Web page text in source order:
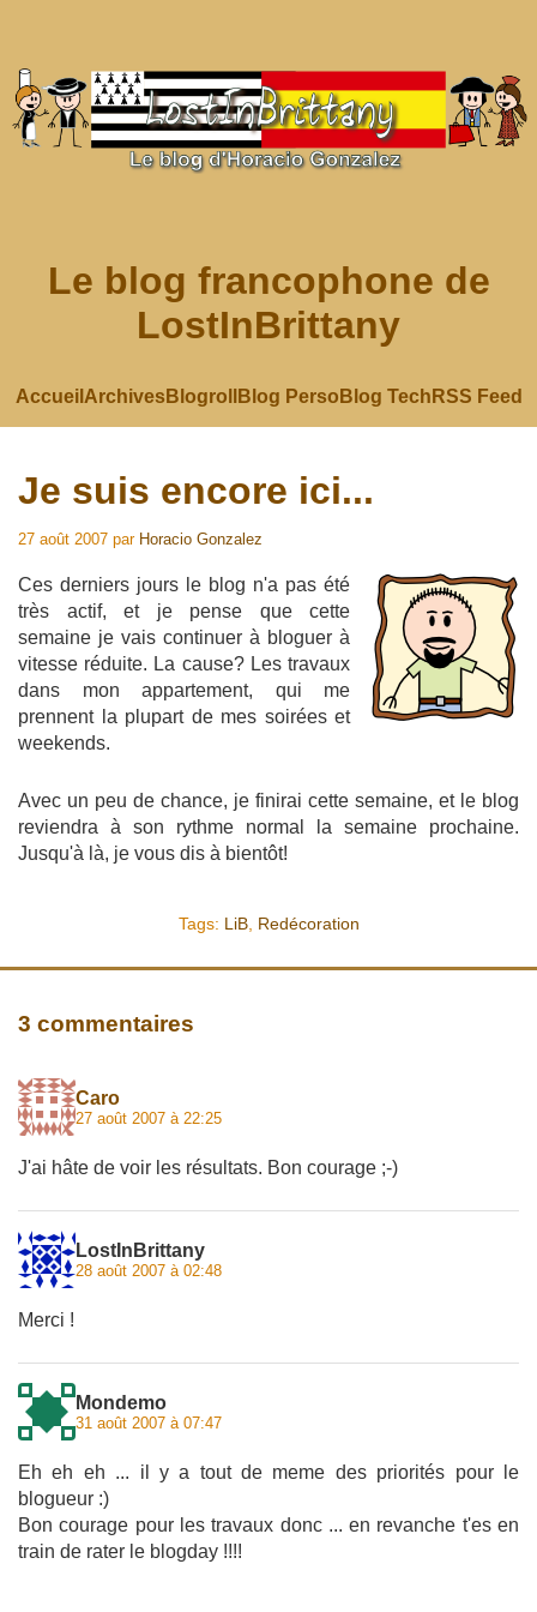
Le blog francophone de
LostInBrittany
Accueil ArchivesBlogroll Blog Perso Blog Tech RSS Feed
Je suis encore ici...
27 août 2007 par Horacio Gonzalez
Ces derniers jours le blog n'a pas été
très actif, et je pense que cette
semaine je vais continuer à bloguer à
vitesse réduite. La cause? Les travaux
dans mon appartement, qui me
prennent la plupart de mes soirées et
weekends.
Avec un peu de chance, je finirai cette semaine, et le blog
reviendra à son rythme normal la semaine prochaine.
Jusqu'à là, je vous dis à bientôt!
Tags: LiB, Redécoration
3 commentaires
Caro
27 août 2007 à 22:25
J'ai hâte de voir les résultats. Bon courage ;-)
LostInBrittany
28 août 2007 à 02:48
Merci !
Mondemo
31 août 2007 à 07:47
Eh eh eh ... il y a tout de meme des priorités pour le
blogueur :)
Bon courage pour les travaux donc ... en revanche t'es en
train de rater le blogday !!!!